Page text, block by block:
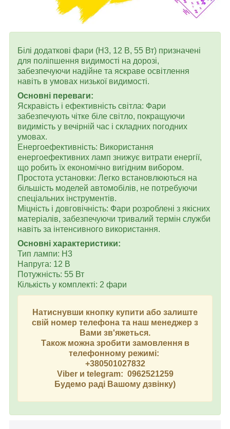
Білі додаткові фари (H3, 12 В, 55 Вт) призначені
для поліпшення видимості на дорозі,
забезпечуючи надійне та яскраве освітлення
навіть в умовах низької видимості.
Основні переваги:
Яскравість і ефективність світла: Фари
забезпечують чітке біле світло, покращуючи
видимість у вечірній час і складних погодних
умовах.
Енергоефективність: Використання
енергоефективних ламп знижує витрати енергії,
що робить їх економічно вигідним вибором.
Простота установки: Легко встановлюються на
більшість моделей автомобілів, не потребуючи
спеціальних інструментів.
Міцність і довговічність: Фари розроблені з якісних
матеріалів, забезпечуючи тривалий термін служби
навіть за інтенсивного використання.
Основні характеристики:
Тип лампи: H3
Напруга: 12 В
Потужність: 55 Вт
Кількість у комплекті: 2 фари
Натиснувши кнопку купити або залиште
свій номер телефона та наш менеджер з
Вами зв'яжеться.
Також можна зробити замовлення в
телефонному режимі:
+380501027832
Viber и telegram: 0962521259
Будемо раді Вашому дзвінку)